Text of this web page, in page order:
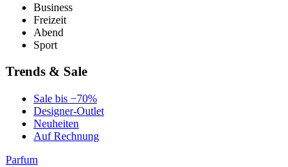
Business
Freizeit
Abend
Sport
Trends & Sale
Sale bis −70%
Designer-Outlet
Neuheiten
Auf Rechnung
Parfum